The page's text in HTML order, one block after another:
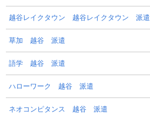
越谷レイクタウン 越谷レイクタウン 派遣
草加 越谷 派遣
語学 越谷 派遣
ハローワーク 越谷 派遣
ネオコンピタンス 越谷 派遣